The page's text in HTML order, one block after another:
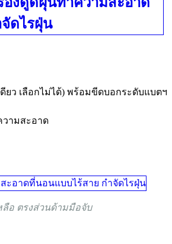
ยว เลือกไม่ได้) พร้อมขีดบอกระดับแบตฯ
วามสะอาด
ลือ ตรงส่วนด้ามมือจับ